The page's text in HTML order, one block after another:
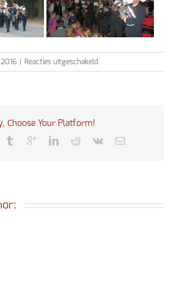
Reacties uitgeschakeld
Sinterklaas
Choose Your Platform!